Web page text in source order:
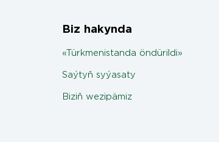
Biz hakynda
«Türkmenistanda öndürildi»
Saýtyň syýasaty
Biziň wezipämiz